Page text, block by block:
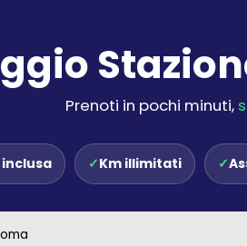
Prenoti in pochi minuti,
inclusa ✓Km illimitati ✓